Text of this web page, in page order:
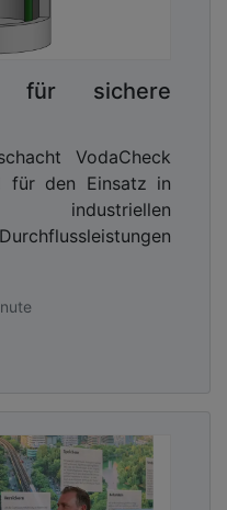
für sichere
VodaCheck
für den Einsatz in
industriellen